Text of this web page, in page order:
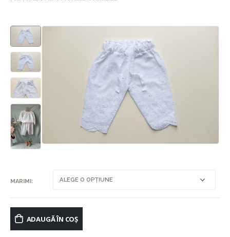
MARIMI
ADAUGĂ ÎN COȘ